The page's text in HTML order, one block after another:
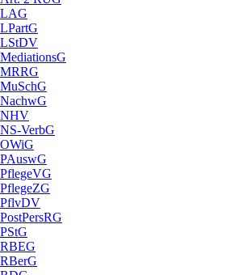
LAG
LPartG
LStDV
MediationsG
MRRG
MuSchG
NachwG
NHV
NS-VerbG
OWiG
PAuswG
PflegeVG
PflegeZG
PflvDV
PostPersRG
PStG
RBEG
RBerG